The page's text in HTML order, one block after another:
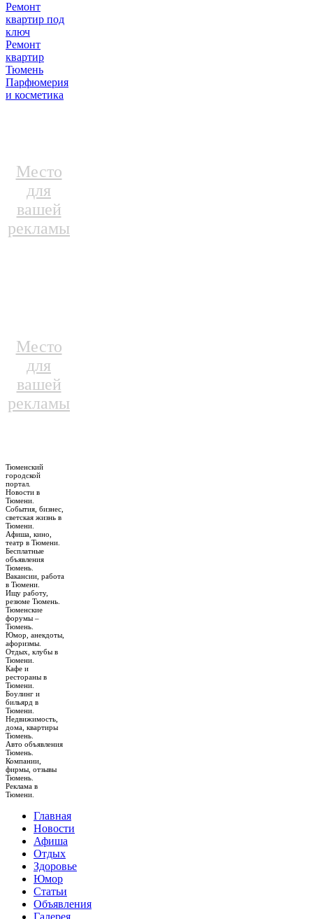
Ремонт
квартир под
ключ
Ремонт
квартир
Тюмень
Парфюмерия
и косметика
Место
для
вашей
рекламы
Место
для
вашей
рекламы
Тюменский
городской
портал.
Новости в
Тюмени.
События, бизнес,
светская жизнь в
Тюмени.
Афиша, кино,
театр в Тюмени.
Бесплатные
объявления
Тюмень.
Вакансии, работа
в Тюмени.
Ищу работу,
резюме Тюмень.
Тюменские
форумы –
Тюмень.
Юмор, анекдоты,
афоризмы.
Отдых, клубы в
Тюмени.
Кафе и
рестораны в
Тюмени.
Боулинг и
бильярд в
Тюмени.
Недвижимость,
дома, квартиры
Тюмень.
Авто объявления
Тюмень.
Компании,
фирмы, отзывы
Тюмень.
Реклама в
Тюмени.
Главная
Новости
Афиша
Отдых
Здоровье
Юмор
Статьи
Объявления